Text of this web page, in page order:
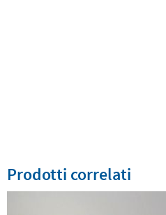
Prodotti correlati